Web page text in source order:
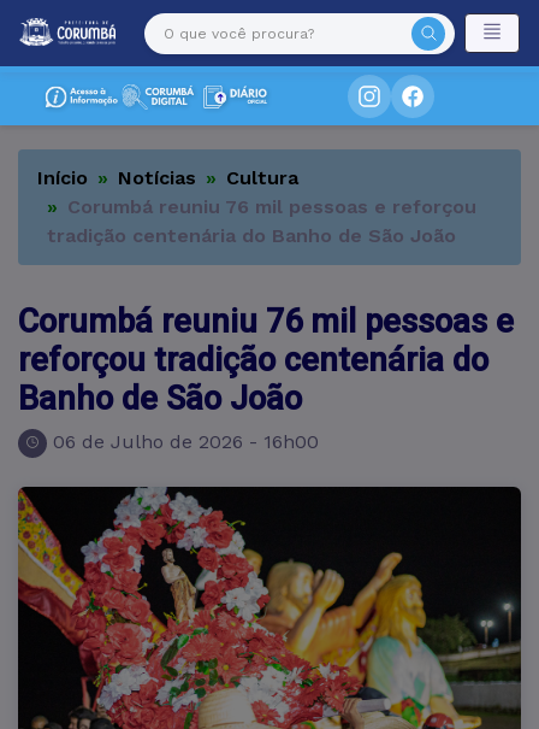
Início Notícias
Cultura
Corumbá reuniu 76 mil pessoas e reforçou
tradição centenária do Banho de São João
Corumbá reuniu 76 mil pessoas e
reforçou tradição centenária do
Banho de São João
06 de Julho de 2026 - 16h00